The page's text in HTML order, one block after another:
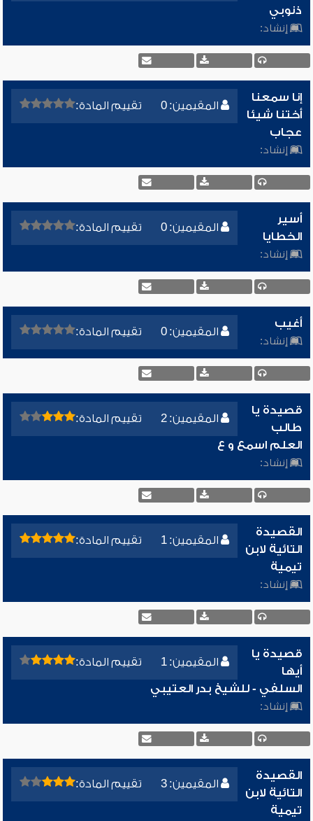
ذنوبي
إنشاد:
المقيمين: 0 تقييم المادة:
إنا سمعنا
أختنا شيئا
عجاب
إنشاد:
المقيمين: 0 تقييم المادة:
أسير
الخطايا
إنشاد:
المقيمين: 0 تقييم المادة:
أغيب
إنشاد:
المقيمين: 2 تقييم المادة:
قصيدة يا
طالب
العلم اسمع و ع
إنشاد:
المقيمين: 1 تقييم المادة:
القصيدة
التائية لابن
تيمية
إنشاد:
المقيمين: 1 تقييم المادة:
قصيدة يا
أيها
السلفي - للشيخ بدر العتيبي
إنشاد:
المقيمين: 3 تقييم المادة:
القصيدة
التائية لابن
تيمية